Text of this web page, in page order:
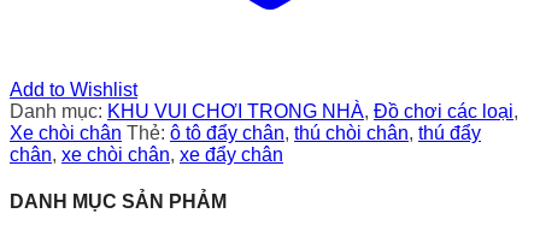
Add to Wishlist
Danh mục: KHU VUI CHƠI TRONG NHÀ, Đồ chơi các loại,
Xe chòi chân Thẻ: ô tô đẩy chân, thú chòi chân, thú đẩy
chân, xe chòi chân, xe đẩy chân
DANH MỤC SẢN PHẢM